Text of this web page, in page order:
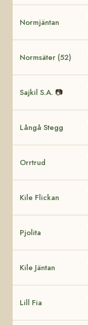
Normjäntan
Normsäter (52)
Sajkil S.A. 📷
Långå Stegg
Orrtrud
Kile Flickan
Pjolita
Kile Jäntan
Lill Fia